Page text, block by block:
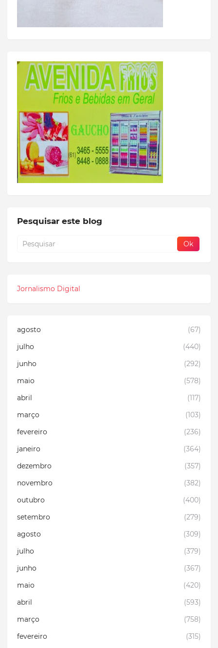
Pesquisar este blog
Jornalismo Digital
agosto
(67)
julho
(440)
junho
(292)
maio
(578)
abril
(117)
março
(103)
fevereiro
(236)
janeiro
(364)
dezembro
(357)
novembro
(382)
outubro
(400)
setembro
(279)
agosto
(309)
julho
(379)
junho
(367)
maio
(420)
abril
(593)
março
(758)
fevereiro
(315)